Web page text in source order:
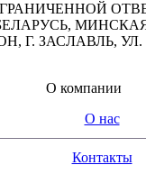
БЕЛАРУСЬ,
Г. ЗАСЛАВЛЬ,
О компании
О нас
Контакты